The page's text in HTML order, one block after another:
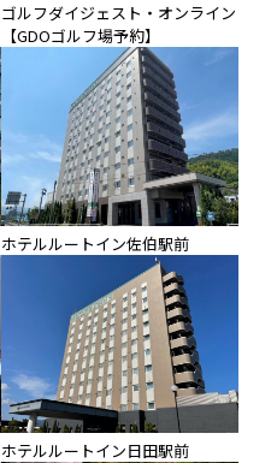
ゴルフダイジェスト・オンライン
【GDOゴルフ場予約】
ホテルルートイン佐伯駅前
ホテルルートイン日田駅前